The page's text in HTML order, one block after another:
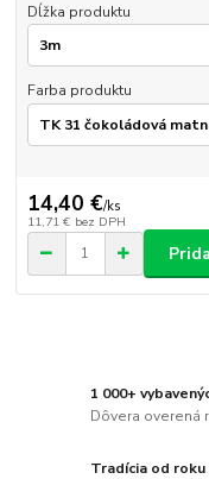
Dĺžka produktu
Farba produktu
14,40 €/ks
11,71 € bez DPH
1 000+
Dôvera overená
Tradícia od roku